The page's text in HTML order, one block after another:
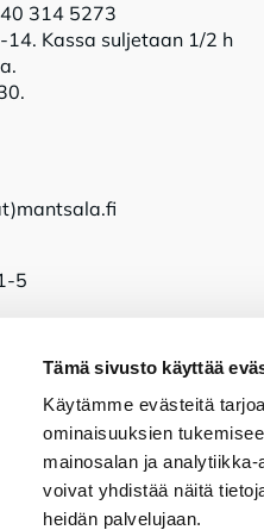
Tämä sivusto käyttää
Käytämme evästeitä
ominaisuuksien
mainosalan ja
voivat yhdistää näitä
heidän palvelujaan.
314 5273
Kassa suljetaan 1/2 h
5